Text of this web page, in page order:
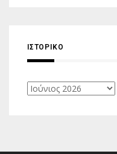
ΙΣΤΟΡΙΚΌ
Ιστορικό